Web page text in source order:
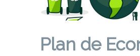
Plan de